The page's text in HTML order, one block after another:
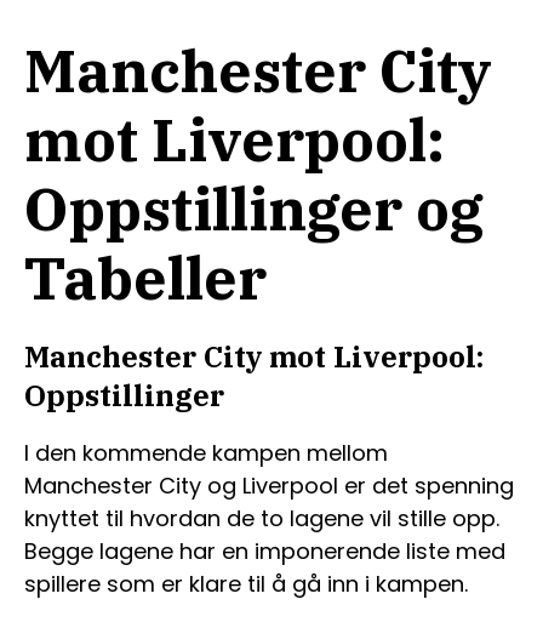
Manchester City
mot Liverpool:
Oppstillinger og
Tabeller
Manchester City mot Liverpool:
Oppstillinger
I den kommende kampen mellom
Manchester City og Liverpool er det spenning
knyttet til hvordan de to lagene vil stille opp.
Begge lagene har en imponerende liste med
spillere som er klare til å gå inn i kampen.